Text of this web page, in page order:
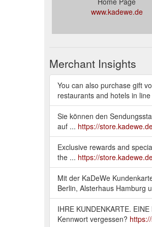
www.kadewe.de
Merchant Insights
You can also purchase gift
restaurants and hotels in line
Sie können den
auf ... https://
Exclusive rewards and
the ... https://
Mit der KaDeWe
Berlin, Alsterhaus Hamburg
IHRE KUNDENKARTE.
Kennwort vergessen?